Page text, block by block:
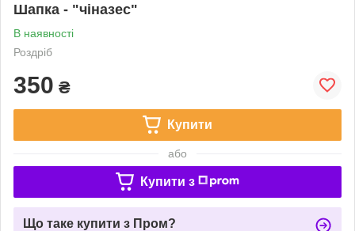
Шапка - "чіназес"
В наявності
Роздріб
350 ₴
Купити
або
Купити з
Що таке купити з Пром?